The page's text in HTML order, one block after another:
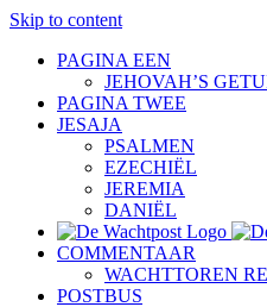
Skip to content
PAGINA EEN
JEHOVAH’S
PAGINA TWEE
JESAJA
PSALMEN
EZECHIËL
JEREMIA
DANIËL
COMMENTAAR
WACHTTOREN
POSTBUS